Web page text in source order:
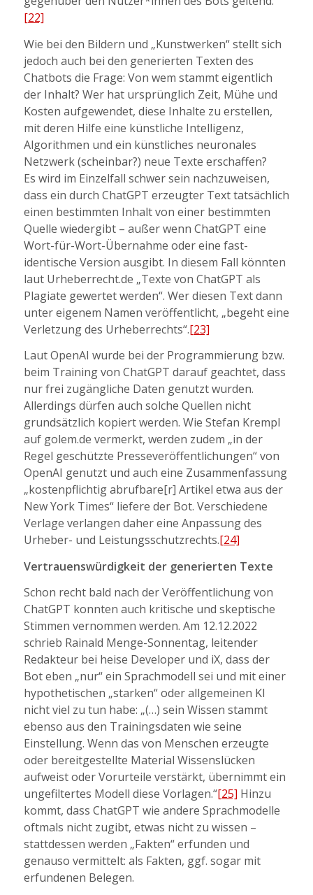
[22]
Wie bei den Bildern und „Kunstwerken“ stellt sich
jedoch auch bei den generierten Texten des
Chatbots die Frage: Von wem stammt eigentlich
der Inhalt? Wer hat ursprünglich Zeit, Mühe und
Kosten aufgewendet, diese Inhalte zu erstellen,
mit deren Hilfe eine künstliche Intelligenz,
Algorithmen und ein künstliches neuronales
Netzwerk (scheinbar?) neue Texte erschaffen?
Es wird im Einzelfall schwer sein nachzuweisen,
dass ein durch ChatGPT erzeugter Text tatsächlich
einen bestimmten Inhalt von einer bestimmten
Quelle wiedergibt – außer wenn ChatGPT eine
Wort-für-Wort-Übernahme oder eine fast-
identische Version ausgibt. In diesem Fall könnten
laut Urheberrecht.de „Texte von ChatGPT als
Plagiate gewertet werden“. Wer diesen Text dann
unter eigenem Namen veröffentlicht, „begeht eine
Verletzung des Urheberrechts“.[23]
Laut OpenAI wurde bei der Programmierung bzw.
beim Training von ChatGPT darauf geachtet, dass
nur frei zugängliche Daten genutzt wurden.
Allerdings dürfen auch solche Quellen nicht
grundsätzlich kopiert werden. Wie Stefan Krempl
auf golem.de vermerkt, werden zudem „in der
Regel geschützte Presseveröffentlichungen“ von
OpenAI genutzt und auch eine Zusammenfassung
„kostenpflichtig abrufbare[r] Artikel etwa aus der
New York Times“ liefere der Bot. Verschiedene
Verlage verlangen daher eine Anpassung des
Urheber- und Leistungsschutzrechts.[24]
Vertrauenswürdigkeit der generierten Texte
Schon recht bald nach der Veröffentlichung von
ChatGPT konnten auch kritische und skeptische
Stimmen vernommen werden. Am 12.12.2022
schrieb Rainald Menge-Sonnentag, leitender
Redakteur bei heise Developer und iX, dass der
Bot eben „nur“ ein Sprachmodell sei und mit einer
hypothetischen „starken“ oder allgemeinen KI
nicht viel zu tun habe: „(…) sein Wissen stammt
ebenso aus den Trainingsdaten wie seine
Einstellung. Wenn das von Menschen erzeugte
oder bereitgestellte Material Wissenslücken
aufweist oder Vorurteile verstärkt, übernimmt ein
ungefiltertes Modell diese Vorlagen.“[25] Hinzu
kommt, dass ChatGPT wie andere Sprachmodelle
oftmals nicht zugibt, etwas nicht zu wissen –
stattdessen werden „Fakten“ erfunden und
genauso vermittelt: als Fakten, ggf. sogar mit
erfundenen Belegen.